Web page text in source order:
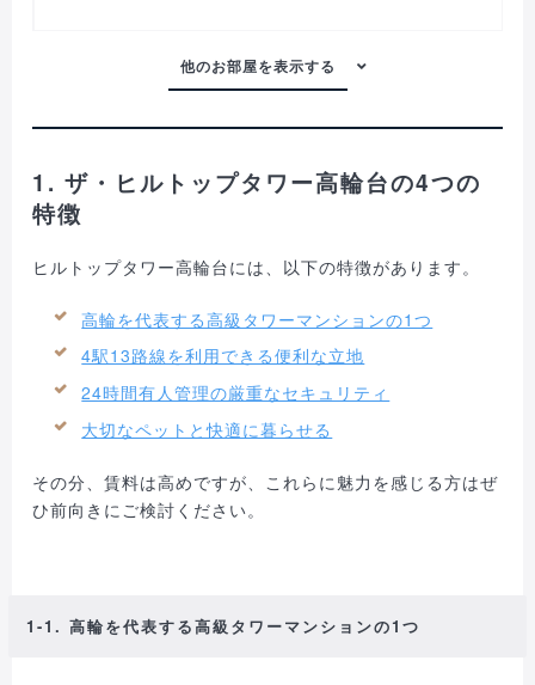
1. ザ・ヒルトップタワー高輪台の4つの
特徴
ヒルトップタワー高輪台には、以下の特徴があります。
高輪を代表する高級タワーマンションの1つ
4駅13路線を利用できる便利な立地
24時間有人管理の厳重なセキュリティ
大切なペットと快適に暮らせる
その分、賃料は高めですが、これらに魅力を感じる方はぜ
ひ前向きにご検討ください。
1-1. 高輪を代表する高級タワーマンションの1つ